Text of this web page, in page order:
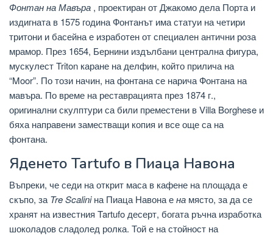
Фонтан на Мавъра , проектиран от Джакомо дела Порта и
издигната в 1575 година Фонтанът има статуи на четири
тритони и басейна е изработен от специален антични роза
мрамор. През 1654, Бернини издълбани централна фигура,
мускулест Triton каране на делфин, който прилича на
“Moor”. По този начин, на фонтана се нарича Фонтана на
мавъра. По време на реставрацията през 1874 г.,
оригинални скулптури са били преместени в Villa Borghese и
бяха направени заместващи копия и все още са на
фонтана.
Яденето Tartufo в Пиаца Навона
Въпреки, че седи на открит маса в кафене на площада е
скъпо, за Tre Scaliniна Пиаца Навона ена място, за да се
хранят на известния Tartufo десерт, богата ръчна изработка
шоколадов сладолед ролка. Той е на стойност на